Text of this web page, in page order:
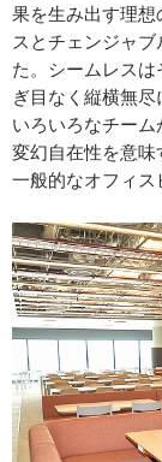
果を生み出す理
スとチェンジャ
た。シームレス
ぎ目なく縦横無
いろいろなチー
変幻自在性を意味
一般的なオフィス